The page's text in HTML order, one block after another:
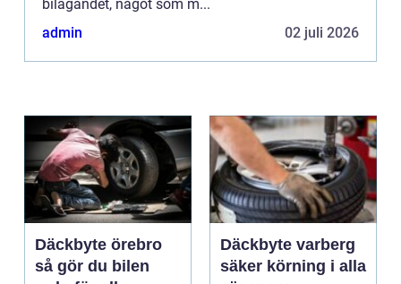
bilägandet, något som m...
admin
02 juli 2026
Däckbyte örebro
så gör du bilen
Däckbyte varberg
säker körning i alla